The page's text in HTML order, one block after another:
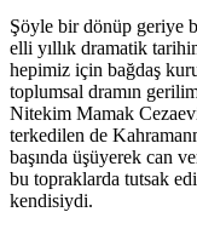
Şöyle bir dönüp geriye
elli yıllık dramatik
hepimiz için bağdaş
toplumsal dramın
Nitekim Mamak
terkedilen de
başında üşüyerek can
bu topraklarda tutsak
kendisiydi.